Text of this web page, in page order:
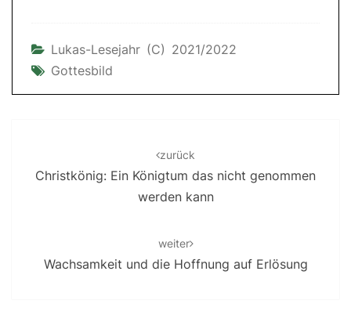
Lukas-Lesejahr (C) 2021/2022
Gottesbild
zurück
Christkönig: Ein Königtum das nicht genommen
werden kann
weiter
Wachsamkeit und die Hoffnung auf Erlösung